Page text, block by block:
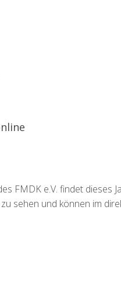
FMDK e.V. findet dieses
sehen und können im